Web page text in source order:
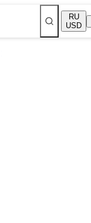
RU
USD